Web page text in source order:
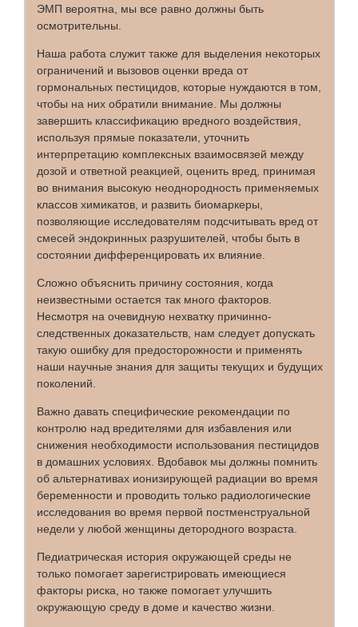
ЭМП вероятна, мы все равно должны быть
осмотрительны.
Наша работа служит также для выделения некоторых
ограничений и вызовов оценки вреда от
гормональных пестицидов, которые нуждаются в том,
чтобы на них обратили внимание. Мы должны
завершить классификацию вредного воздействия,
используя прямые показатели, уточнить
интерпретацию комплексных взаимосвязей между
дозой и ответной реакцией, оценить вред, принимая
во внимания высокую неоднородность применяемых
классов химикатов, и развить биомаркеры,
позволяющие исследователям подсчитывать вред от
смесей эндокринных разрушителей, чтобы быть в
состоянии дифференцировать их влияние.
Сложно объяснить причину состояния, когда
неизвестными остается так много факторов.
Несмотря на очевидную нехватку причинно-
следственных доказательств, нам следует допускать
такую ошибку для предосторожности и применять
наши научные знания для защиты текущих и будущих
поколений.
Важно давать специфические рекомендации по
контролю над вредителями для избавления или
снижения необходимости использования пестицидов
в домашних условиях. Вдобавок мы должны помнить
об альтернативах ионизирующей радиации во время
беременности и проводить только радиологические
исследования во время первой постменструальной
недели у любой женщины детородного возраста.
Педиатрическая история окружающей среды не
только помогает зарегистрировать имеющиеся
факторы риска, но также помогает улучшить
окружающую среду в доме и качество жизни.